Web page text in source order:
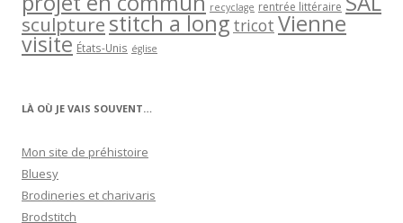
recyclage rentrée littéraire
sculpturestitch a long tricot Vienne
visite États-Unis église
LÀ OÙ JE VAIS SOUVENT…
Mon site de préhistoire
Bluesy
Brodineries et charivaris
Brodstitch